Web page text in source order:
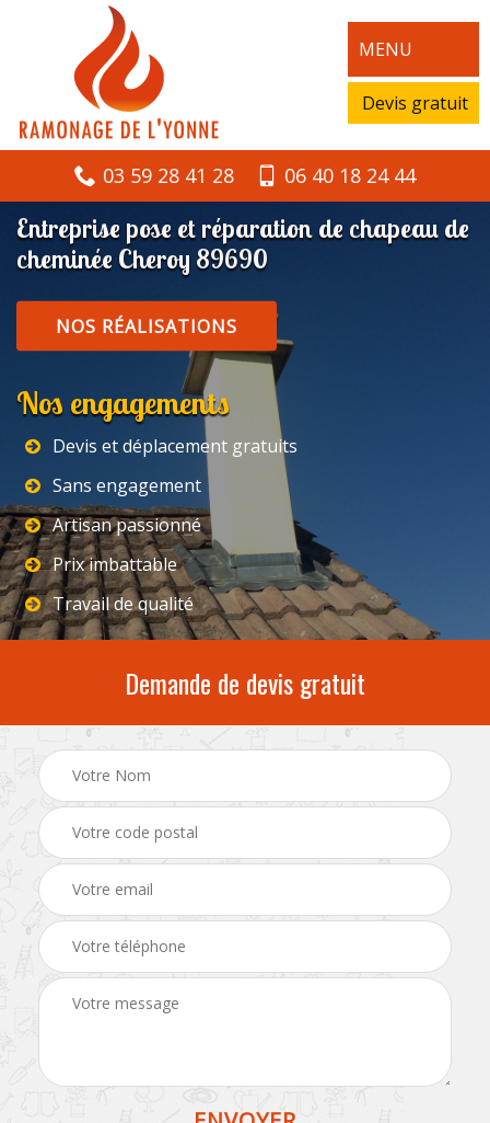
MENU
Devis gratuit
03 59 28 41 28 06 40 18 24 44
Entreprise pose et réparation de chapeau de
cheminée Cheroy 89690
NOS RÉALISATIONS
Nos engagements
Devis et déplacement gratuits
Sans engagement
Artisan passionné
Prix imbattable
Travail de qualité
Demande de devis gratuit